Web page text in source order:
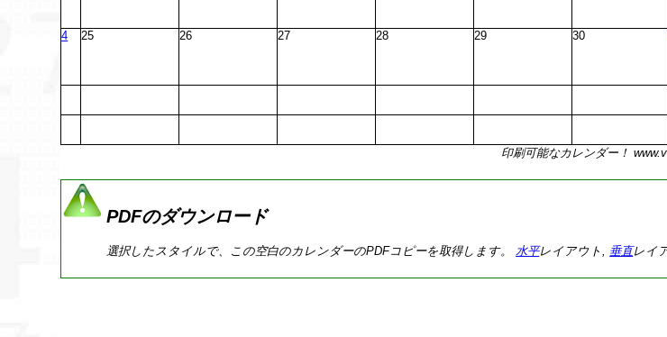
4 25 26 27 28 29 30
印刷可能なカレンダー！
PDFのダウンロード
選択したスタイルで、この空白のカレンダーのPDFコピーを取得します。水平レイアウト, 垂直レイ